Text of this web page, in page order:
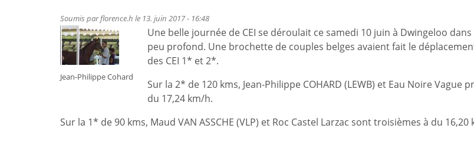
est
nouveau
Champion
de
Belgique
Soumis parflorence.h le 13. juin 2017 - 16:48
Jean-Philippe Cohard
Une belle journée de CEI se déroulait ce samedi 10 juin à Dwingeloo
peu profond. Une brochette de couples belges avaient fait le
des CEI 1* et 2*.
Sur la 2* de 120 kms, Jean-Philippe COHARD (LEWB) et Eau Noire
du 17,24 km/h.
Sur la 1* de 90 kms, Maud VAN ASSCHE (VLP) et Roc Castel Larzac sont troisièmes à du